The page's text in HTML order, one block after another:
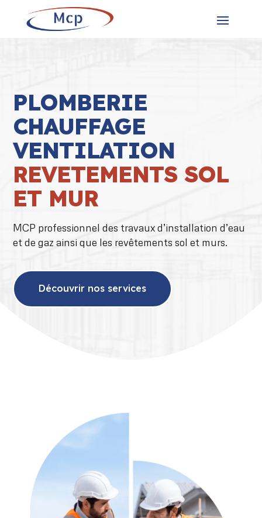
PLOMBERIE
CHAUFFAGE
VENTILATION
REVETEMENTS SOL
ET MUR
MCP professionnel des travaux d’installation d’eau
et de gaz ainsi que les revêtements sol et murs.
Découvrir nos services